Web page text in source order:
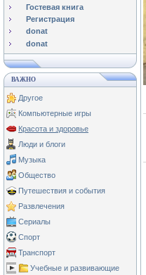
Гостевая книга
Регистрация
donat
donat
ВАЖНО
Другое
Компьютерные игры
Красота и здоровье
Люди и блоги
Музыка
Общество
Путешествия и события
Развлечения
Сериалы
Спорт
Транспорт
Учебные и развивающие